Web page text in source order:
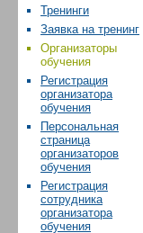
Тренинги
Заявка на тренинг
Организаторы
обучения
Регистрация
организатора
обучения
Персональная
страница
организаторов
обучения
Регистрация
сотрудника
организатора
обучения